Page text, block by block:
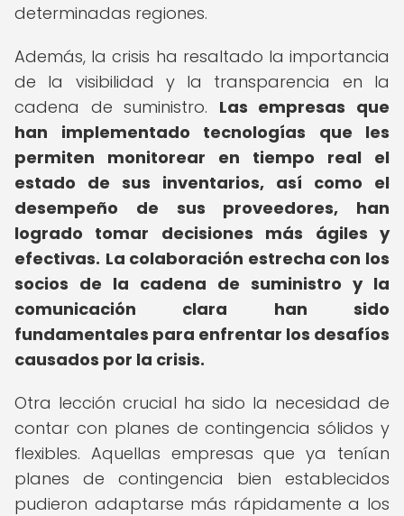
determinadas regiones.
Además, la crisis ha resaltado la importancia
de la visibilidad y la transparencia en la
cadena de suministro. Las empresas que
han implementado tecnologías que les
permiten monitorear en tiempo real el
estado de sus inventarios, así como el
desempeño de sus proveedores, han
logrado tomar decisiones más ágiles y
efectivas. La colaboración estrecha con los
socios de la cadena de suministro y la
comunicación clara han sido
fundamentales para enfrentar los desafíos
causados por la crisis.
Otra lección crucial ha sido la necesidad de
contar con planes de contingencia sólidos y
flexibles. Aquellas empresas que ya tenían
planes de contingencia bien establecidos
pudieron adaptarse más rápidamente a los